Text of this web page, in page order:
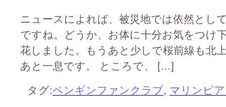
ニュースによれば、被災地では依然とし
ですね。どうか、お体に十分お気をつけ
花しました。もうあと少しで桜前線も北
あと一息です。 ところで、 […]
タグ:ペンギンファンクラブ, マリンピ